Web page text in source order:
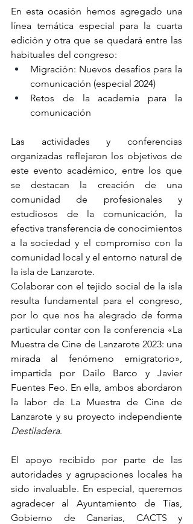
En esta ocasión hemos agregado una
línea temática especial para la cuarta
edición y otra que se quedará entre las
habituales del congreso:
Migración: Nuevos desafíos para la
comunicación (especial 2024)
Retos de la academia para la
comunicación
Las actividades y conferencias
organizadas reflejaron los objetivos de
este evento académico, entre los que
se destacan la creación de una
comunidad de profesionales y
estudiosos de la comunicación, la
efectiva transferencia de conocimientos
a la sociedad y el compromiso con la
comunidad local y el entorno natural de
la isla de Lanzarote.
Colaborar con el tejido social de la isla
resulta fundamental para el congreso,
por lo que nos ha alegrado de forma
particular contar con la conferencia «La
Muestra de Cine de Lanzarote 2023: una
mirada al fenómeno emigratorio»,
impartida por Dailo Barco y Javier
Fuentes Feo. En ella, ambos abordaron
la labor de La Muestra de Cine de
Destiladera.
El apoyo recibido por parte de las
autoridades y agrupaciones locales ha
sido invaluable. En especial, queremos
agradecer al Ayuntamiento de Tías,
Gobierno de Canarias, CACTS y